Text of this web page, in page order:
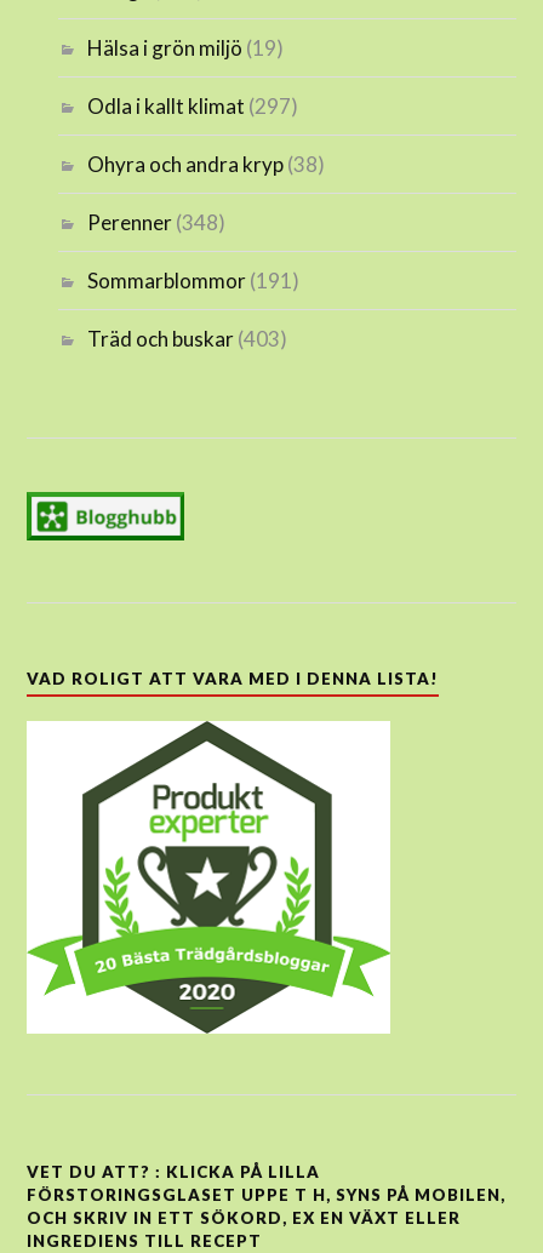
Hälsa i grön miljö (19)
Odla i kallt klimat (297)
Ohyra och andra kryp(38)
Perenner(348)
Sommarblommor(191)
Träd och buskar(403)
VAD ROLIGT ATT VARA MED I DENNA LISTA!
VET DU ATT? : KLICKA PÅ LILLA
FÖRSTORINGSGLASET UPPE T H, SYNS PÅ MOBILEN,
OCH SKRIV IN ETT SÖKORD, EX EN VÄXT ELLER
INGREDIENS TILL RECEPT